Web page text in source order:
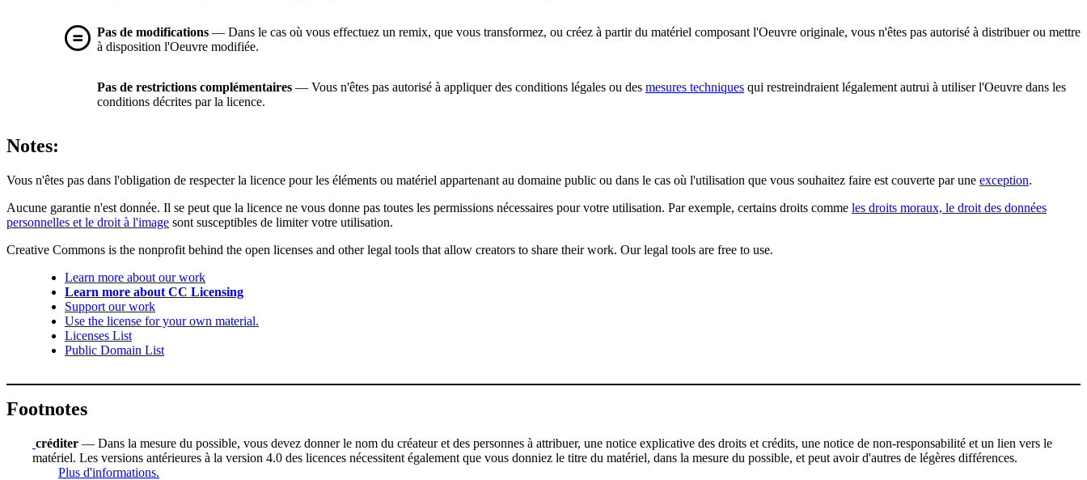
Pas de modifications — Dans le cas où vous effectuez un remix, que vous transformez, ou créez à partir du matériel composant l'Oeuvre originale, vous n'êtes pas autorisé à distribuer ou mettre
à disposition l'Oeuvre modifiée.
Pas de restrictions complémentaires — Vous n'êtes pas autorisé à appliquer des conditions légales ou des mesures techniques qui restreindraient légalement autrui à utiliser l'Oeuvre dans les
conditions décrites par la licence.
Notes:
Vous n'êtes pas dans l'obligation de respecter la licence pour les éléments ou matériel appartenant au domaine public ou dans le cas où l'utilisation que vous souhaitez faire est couverte par une exception.
Aucune garantie n'est donnée. Il se peut que la licence ne vous donne pas toutes les permissions nécessaires pour votre utilisation. Par exemple, certains droits comme les droits moraux, le droit des données
personnelles et le droit à l'image sont susceptibles de limiter votre utilisation.
Creative Commons is the nonprofit behind the open licenses and other legal tools that allow creators to share their work. Our legal tools are free to use.
Learn more about our work
Learn more about CC Licensing
Support our work
Use the license for your own material.
Licenses List
Public Domain List
Footnotes
créditer — Dans la mesure du possible, vous devez donner le nom du créateur et des personnes à attribuer, une notice explicative des droits et crédits, une notice de non-responsabilité et un lien vers le
matériel. Les versions antérieures à la version 4.0 des licences nécessitent également que vous donniez le titre du matériel, dans la mesure du possible, et peut avoir d'autres de légères différences.
Plus d'informations.